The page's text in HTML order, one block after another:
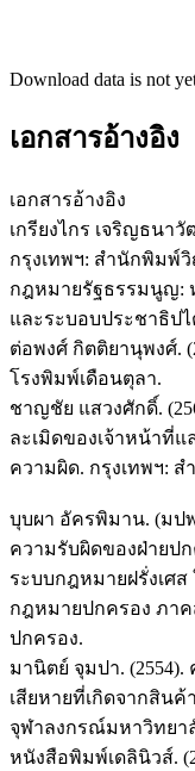
Download data is not
เอกสารอ้างอิง
เอกสารอ้างอิง
เกรียงไกร เจริญธนา
กรุงเทพฯ: สำนักพิมพ์
กฎหมายรัฐธรรมนูญ:
และระบอบประชาธิป
ต่อพงศ์ กิตติยานุพงศ์.
โรงพิมพ์เดือนตุลา.
ชาญชัย แสวงศักดิ์.
ละเมิดของเจ้าหน้าที่
ความผิด. กรุงเทพฯ:
บุบผา อัครพิมาน. (มป
ความรับผิดของฝ่ายป
ระบบกฎหมายฝรั่งเศ
กฎหมายปกครอง ภา
ปกครอง.
มานิตย์ จุมปา.
เสียหายที่เกิดจากสิน
จุฬาลงกรณ์มหาวิทยา
หนังสือพิมพ์เดลินิวส์.